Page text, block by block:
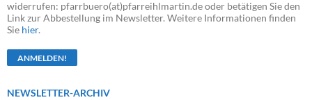
widerrufen: pfarrbuero(at)pfarreihlmartin.de oder betätigen Sie den
Link zur Abbestellung im Newsletter. Weitere Informationen finden
Sie hier.
NEWSLETTER-ARCHIV